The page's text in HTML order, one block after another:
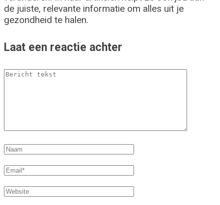
de juiste, relevante informatie om alles uit je
gezondheid te halen.
Laat een reactie achter